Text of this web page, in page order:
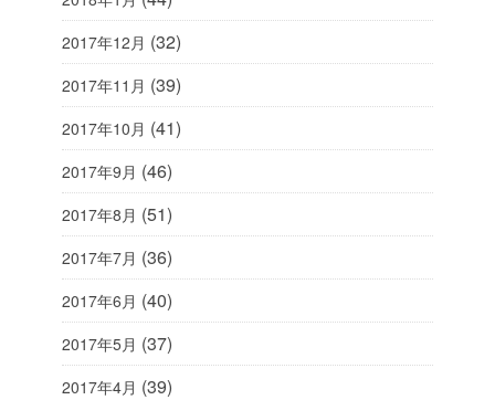
2017年12月 (32)
2017年11月 (39)
2017年10月 (41)
2017年9月 (46)
2017年8月 (51)
2017年7月 (36)
2017年6月 (40)
2017年5月 (37)
2017年4月 (39)